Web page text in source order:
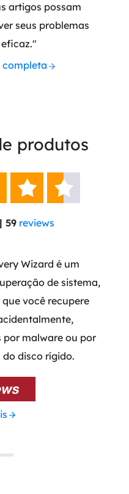
artigos possam
seus problemas
produtos
 
59 reviews
Wizard é um
de sistema,
você recupere
malware ou por
disco rígido.